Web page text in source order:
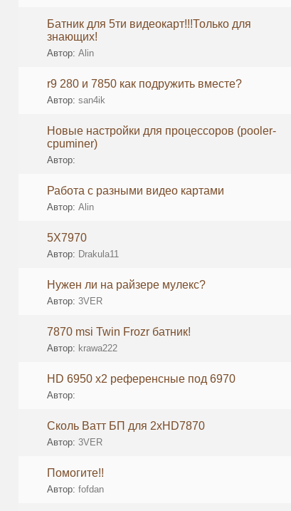
Батник для 5ти видеокарт!!!Только для
знающих!
Автор: Alin
r9 280 и 7850 как подружить вместе?
Автор: san4ik
Новые настройки для процессоров (pooler-
cpuminer)
Автор:
Работа с разными видео картами
Автор: Alin
5X7970
Автор: Drakula11
Нужен ли на райзере мулекс?
Автор: 3VER
7870 msi Twin Frozr батник!
Автор: krawa222
HD 6950 x2 референсные под 6970
Автор:
Cколь Ватт БП для 2xHD7870
Автор: 3VER
Помогите!!
Автор: fofdan